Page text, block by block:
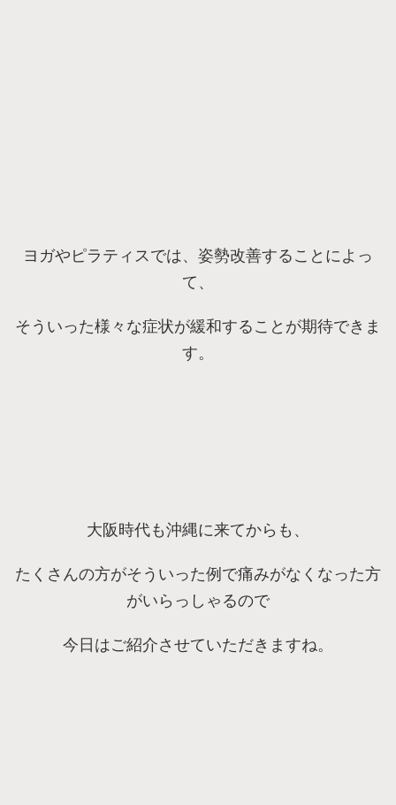
ヨガやピラティスでは、姿勢改善することによっ
て、
そういった様々な症状が緩和することが期待できま
す。
大阪時代も沖縄に来てからも、
たくさんの方がそういった例で痛みがなくなった方
がいらっしゃるので
今日はご紹介させていただきますね。